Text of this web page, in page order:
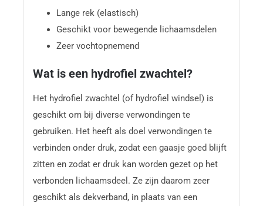
Lange rek (elastisch)
Geschikt voor bewegende lichaamsdelen
Zeer vochtopnemend
Wat is een hydrofiel zwachtel?
Het hydrofiel zwachtel (of hydrofiel windsel) is
geschikt om bij diverse verwondingen te
gebruiken. Het heeft als doel verwondingen te
verbinden onder druk, zodat een gaasje goed blijft
zitten en zodat er druk kan worden gezet op het
verbonden lichaamsdeel. Ze zijn daarom zeer
geschikt als dekverband, in plaats van een